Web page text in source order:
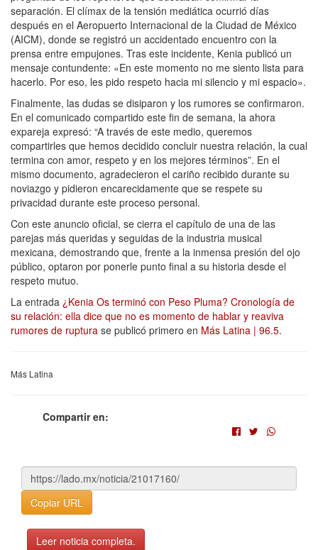
separación. El clímax de la tensión mediática ocurrió días
después en el Aeropuerto Internacional de la Ciudad de México
(AICM), donde se registró un accidentado encuentro con la
prensa entre empujones. Tras este incidente, Kenia publicó un
mensaje contundente: «En este momento no me siento lista para
hacerlo. Por eso, les pido respeto hacia mi silencio y mi espacio».
Finalmente, las dudas se disiparon y los rumores se confirmaron.
En el comunicado compartido este fin de semana, la ahora
expareja expresó: “A través de este medio, queremos
compartirles que hemos decidido concluir nuestra relación, la cual
termina con amor, respeto y en los mejores términos”. En el
mismo documento, agradecieron el cariño recibido durante su
noviazgo y pidieron encarecidamente que se respete su
privacidad durante este proceso personal.
Con este anuncio oficial, se cierra el capítulo de una de las
parejas más queridas y seguidas de la industria musical
mexicana, demostrando que, frente a la inmensa presión del ojo
público, optaron por ponerle punto final a su historia desde el
respeto mutuo.
La entrada ¿Kenia Os terminó con Peso Pluma? Cronología de
su relación: ella dice que no es momento de hablar y reaviva
rumores de ruptura se publicó primero en Más Latina | 96.5.
Más Latina
Compartir en:
Copiar URL
Leer noticia completa.